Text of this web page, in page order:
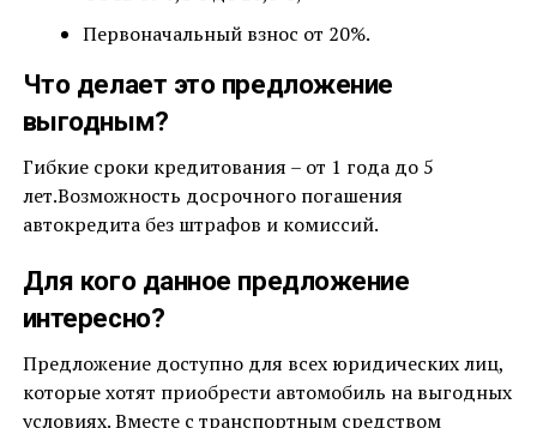
Первоначальный взнос от 20%.
Что делает это предложение
выгодным?
Гибкие сроки кредитования – от 1 года до 5
лет.Возможность досрочного погашения
автокредита без штрафов и комиссий.
Для кого данное предложение
интересно?
Предложение доступно для всех юридических лиц,
которые хотят приобрести автомобиль на выгодных
условиях. Вместе с транспортным средством